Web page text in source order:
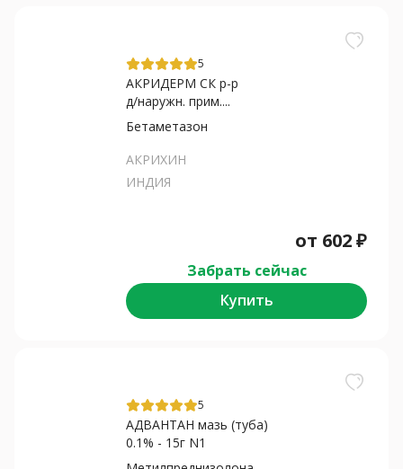
5
АКРИДЕРМ СК р-р
д/наружн. прим....
Бетаметазон
АКРИХИН
ИНДИЯ
от 602₽
Забрать сейчас
Купить
5
АДВАНТАН мазь (туба)
0.1% - 15г N1